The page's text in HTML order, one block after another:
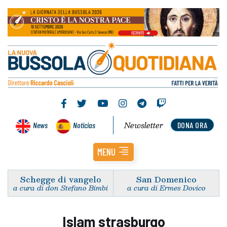
News Noticias DONA ORA
Newsletter
MENU
Schegge di vangelo
a cura di don Stefano Bimbi
San Domenico
a cura di Ermes Dovico
Islam strasburgo